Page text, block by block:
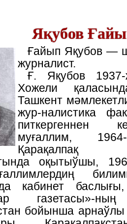
Яқубов
Ғайып Яқубов — шайыр, дилмаш ҳәм
журналист.
Ғ. Яқубов 1937-жылы 9-октябрьде
Хожели
Ташкент
жур-налистика
питкергеннен
муғаллим,
Қарақалпақ
оқытыўшы,
кабинет
газетасы»-
бойынша